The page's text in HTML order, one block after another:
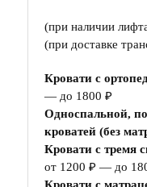
(при наличии
(при доставке
Кровати с
— до 1800 ₽
Односпальной,
кроватей (без
Кровати с тремя
от 1200 ₽ — до
Кровати с